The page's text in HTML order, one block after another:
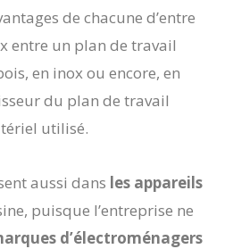
de chacune d’entre
entre un plan de travail
en inox ou encore, en
du plan de travail
utilisé.
aussi dans les appareils
puisque l’entreprise ne
d’électroménagers